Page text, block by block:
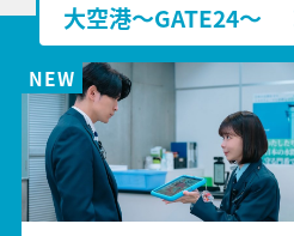
大空港～GATE24～